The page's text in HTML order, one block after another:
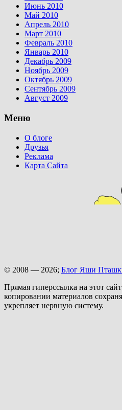
Июнь 2010
Май 2010
Апрель 2010
Март 2010
Февраль 2010
Январь 2010
Декабрь 2009
Ноябрь 2009
Октябрь 2009
Сентябрь 2009
Август 2009
Меню
О блоге
Друзья
Реклама
Карта Сайта
© 2008 — 2026; Блог Яши
Прямая гиперссылка на этот
копировании материалов
укрепляет нервную систему.